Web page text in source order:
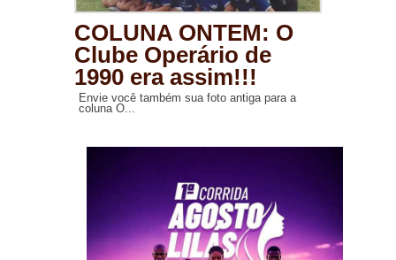
COLUNA ONTEM: O
Clube Operário de
1990 era assim!!!
Envie você também sua foto antiga para a
coluna O...